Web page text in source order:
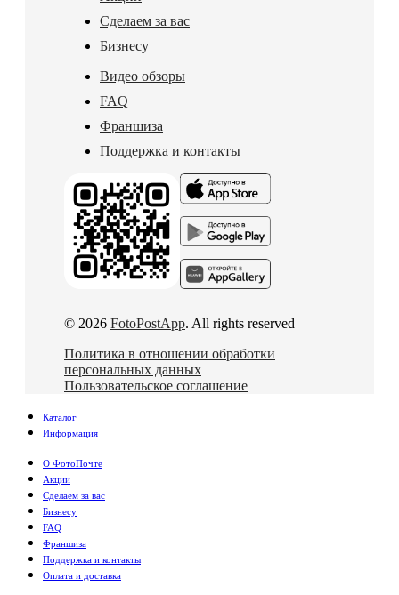
Сделаем за вас
Бизнесу
Видео обзоры
FAQ
Франшиза
Поддержка и контакты
© 2026 FotoPostApp. All rights reserved
Политика в отношении обработки
персональных данных
Пользовательское соглашение
Каталог
Информация
О ФотоПочте
Акции
Сделаем за вас
Бизнесу
FAQ
Франшиза
Поддержка и контакты
Оплата и доставка